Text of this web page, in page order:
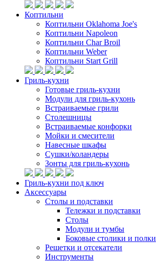
Коптильни
Коптильни Oklahoma Joe's
Коптильни Napoleon
Коптильни Char Broil
Коптильни Weber
Коптильни Start Grill
Гриль-кухни
Готовые гриль-кухни
Модули для гриль-кухонь
Встраиваемые грили
Столешницы
Встраиваемые конфорки
Мойки и смесители
Навесные шкафы
Сушки/коландеры
Зонты для гриль-кухонь
Гриль-кухни под ключ
Аксессуары
Столы и подставки
Тележки и подставки
Столы
Модули и тумбы
Боковые столики и полки
Решетки и отсекатели
Инструменты